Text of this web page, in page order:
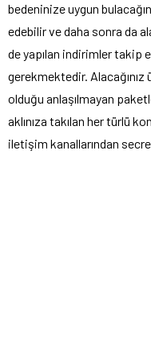
bedeninize uygun
edebilir ve daha sonra da
de yapılan indirimler takip
gerekmektedir. Alacağınız
olduğu anlaşılmayan
aklınıza takılan her türlü
iletişim kanallarından